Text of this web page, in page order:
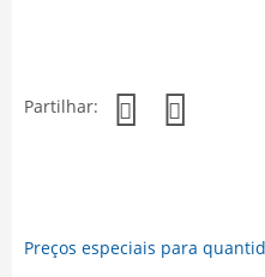
Partilhar:
Preços especiais para